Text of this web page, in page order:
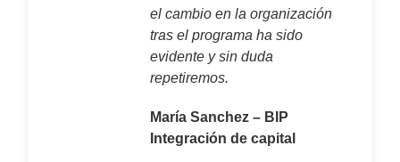
el cambio en la organización
tras el programa ha sido
evidente y sin duda
repetiremos.
María Sanchez – BIP
Integración de capital